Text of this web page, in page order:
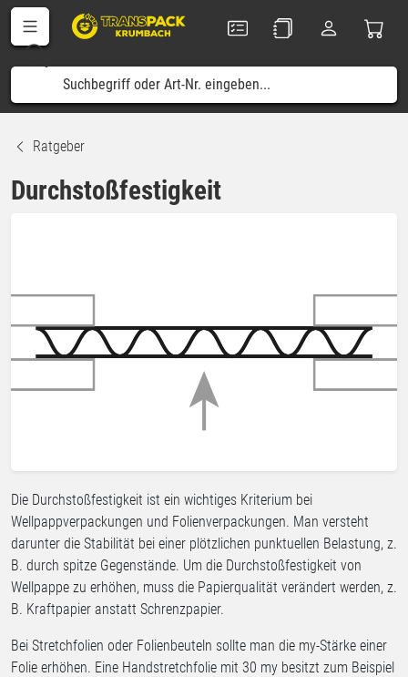
Ratgeber
Durchstoßfestigkeit
Die Durchstoßfestigkeit ist ein wichtiges Kriterium bei
Wellpappverpackungen und Folienverpackungen. Man versteht
darunter die Stabilität bei einer plötzlichen punktuellen Belastung, z.
B. durch spitze Gegenstände. Um die Durchstoßfestigkeit von
Wellpappe zu erhöhen, muss die Papierqualität verändert werden, z.
B. Kraftpapier anstatt Schrenzpapier.
Bei Stretchfolien oder Folienbeuteln sollte man die my-Stärke einer
Folie erhöhen. Eine Handstretchfolie mit 30 my besitzt zum Beispiel